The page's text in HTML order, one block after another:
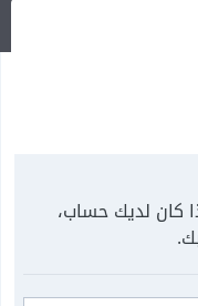
كان لديك حساب،